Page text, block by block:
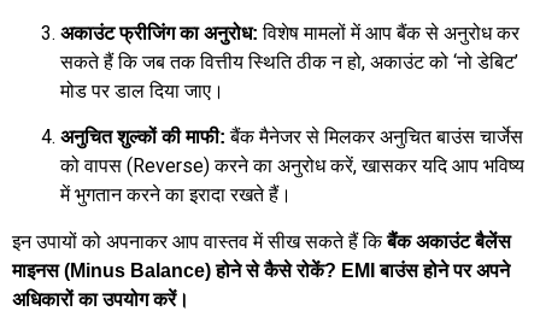
अकाउंट फ्रीजिंग का अनुरोध: विशेष मामलों में आप बैंक से अनुरोध कर
सकते हैं कि जब तक वित्तीय स्थिति ठीक न हो, अकाउंट को ‘नो डेबिट’
मोड पर डाल दिया जाए।
अनुचित शुल्कों की माफी: बैंक मैनेजर से मिलकर अनुचित बाउंस चार्जेस
को वापस (Reverse) करने का अनुरोध करें, खासकर यदि आप भविष्य
में भुगतान करने का इरादा रखते हैं।
इन उपायों को अपनाकर आप वास्तव में सीख सकते हैं किबैंक अकाउंट बैलेंस
माइनस (Minus Balance) होने से कैसे रोकें? EMI बाउंस होने पर अपने
अधिकारों का उपयोग करें।